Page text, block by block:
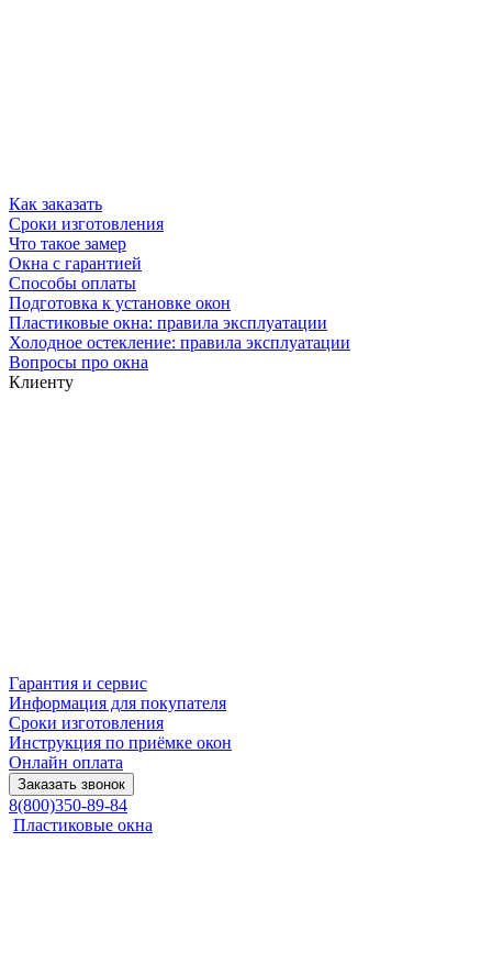
Как заказать
Сроки изготовления
Что такое замер
Окна с гарантией
Способы оплаты
Подготовка к установке окон
Пластиковые окна: правила эксплуатации
Холодное остекление: правила эксплуатации
Вопросы про окна
Клиенту
Гарантия и сервис
Информация для покупателя
Сроки изготовления
Инструкция по приёмке окон
Онлайн оплата
Заказать звонок
8(800)350-89-84
Пластиковые окна